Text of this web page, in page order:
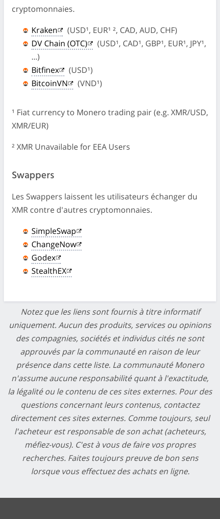
cryptomonnaies.
Kraken
(USD¹, EUR¹ ², CAD, AUD, CHF)
DV Chain (OTC)
(USD¹, CAD¹, GBP¹, EUR¹, JPY¹,
...)
Bitfinex
(USD¹)
BitcoinVN
(VND¹)
¹ Fiat currency to Monero trading pair (e.g. XMR/USD,
XMR/EUR)
² XMR Unavailable for EEA Users
Swappers
Les Swappers laissent les utilisateurs échanger du
XMR contre d'autres cryptomonnaies.
SimpleSwap
ChangeNow
Godex
StealthEX
Notez que les liens sont fournis à titre informatif
uniquement. Aucun des produits, services ou opinions
des compagnies, sociétés et individus cités ne sont
approuvés par la communauté en raison de leur
présence dans cette liste. La communauté Monero
n'assume aucune responsabilité quant à l'exactitude,
la légalité ou le contenu de ces sites externes. Pour des
questions concernant leurs contenus, contactez
directement ces sites externes. Comme toujours, seul
l'acheteur est responsable de son achat (acheteurs,
méfiez-vous). C'est à vous de faire vos propres
recherches. Faites toujours preuve de bon sens
lorsque vous effectuez des achats en ligne.